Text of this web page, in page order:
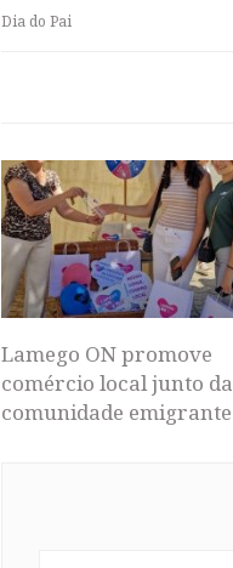
Dia do Pai
Lamego ON promove
comércio local junto da
comunidade emigrante